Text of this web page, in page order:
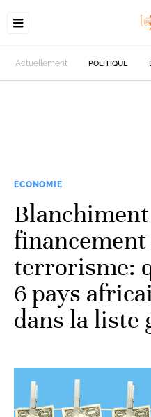
Actuellement POLITIQUE
ECONOMIE
terrorisme:
6 pays
dans la liste